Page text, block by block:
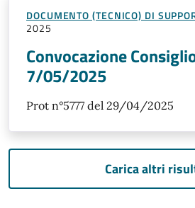
DOCUMENTO (TECNICO) DI
2025
Convocazione
7/05/2025
Prot n°5777 del 29/04/2025
Carica altri